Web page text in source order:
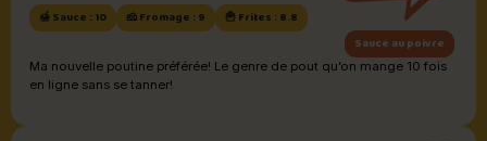
🍯 Sauce : 10 🧀 Fromage : 9 🍟 Frites : 8.8
Sauce au poivre
Ma nouvelle poutine préférée! Le genre de pout qu’on mange 10 fois
en ligne sans se tanner!